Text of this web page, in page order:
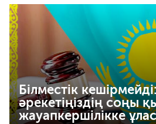
Білместік
әрекетіңіздің соңы
жауапкершілікке